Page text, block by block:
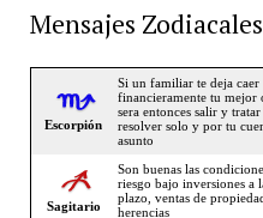
Mensajes Zodiacales